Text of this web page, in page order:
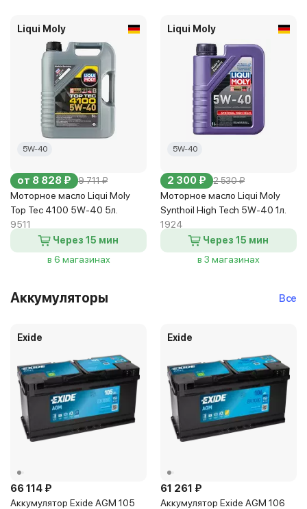
Liqui Moly
5W-40
от 8 828 ₽ 9 711 ₽
Моторное масло Liqui Moly
Top Tec 4100 5W-40 5л.
9511
Через 15 мин
в 6 магазинах
Liqui Moly
5W-40
2 300 ₽ 2 530 ₽
Моторное масло Liqui Moly
Synthoil High Tech 5W-40 1л.
1924
Через 15 мин
в 3 магазинах
Аккумуляторы Все
Exide
66 114 ₽
Аккумулятор Exide AGM 105
Exide
61 261 ₽
Аккумулятор Exide AGM 106